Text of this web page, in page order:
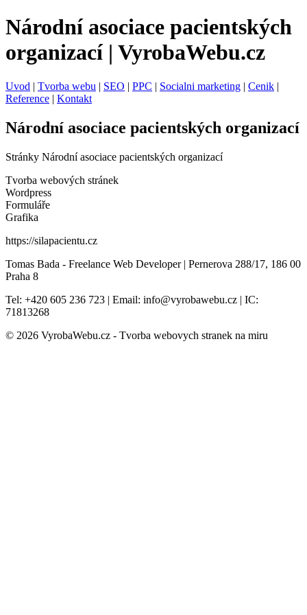
Národní asociace pacientských
organizací | VyrobaWebu.cz
Uvod | Tvorba webu | SEO | PPC | Socialni marketing | Cenik |
Reference | Kontakt
Národní asociace pacientských organizací
Stránky Národní asociace pacientských organizací
Tvorba webových stránek
Wordpress
Formuláře
Grafika
https://silapacientu.cz
Tomas Bada - Freelance Web Developer | Pernerova 288/17, 186 00
Praha 8
Tel: +420 605 236 723 | Email: info@vyrobawebu.cz | IC:
71813268
© 2026 VyrobaWebu.cz - Tvorba webovych stranek na miru